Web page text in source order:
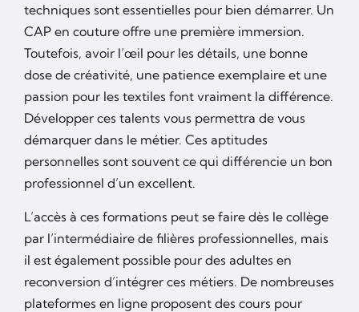
techniques sont essentielles pour bien démarrer. Un
CAP en couture offre une première immersion.
Toutefois, avoir l’œil pour les détails, une bonne
dose de créativité, une patience exemplaire et une
passion pour les textiles font vraiment la différence.
Développer ces talents vous permettra de vous
démarquer dans le métier. Ces aptitudes
personnelles sont souvent ce qui différencie un bon
professionnel d’un excellent.
L’accès à ces formations peut se faire dès le collège
par l’intermédiaire de filières professionnelles, mais
il est également possible pour des adultes en
reconversion d’intégrer ces métiers. De nombreuses
plateformes en ligne proposent des cours pour